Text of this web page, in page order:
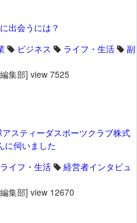
出会うには？
ビジネス ライフ・生活
副
集部] view 7525
アスティーダスポーツクラブ株式
に伺いました
ライフ・生活
経営者インタビュ
集部] view 12670